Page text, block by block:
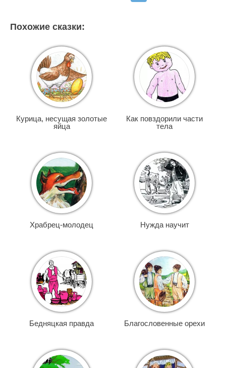
Похожие сказки:
Курица, несущая золотые
яйца
Как повздорили части
тела
Храбрец-молодец Нужда научит
Бедняцкая правда Благословенные орехи